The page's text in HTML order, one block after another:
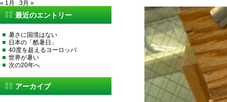
« 1月 3月 »
最近のエントリー
暑さに国境はない
日本の「酷暑日」
40度を超えるヨーロッパ
世界が暑い
次の20年へ
アーカイブ